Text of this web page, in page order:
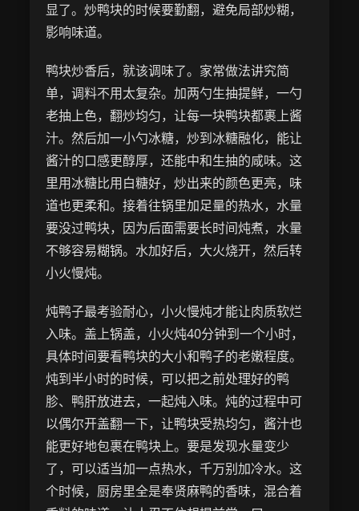
显了。炒鸭块的时候要勤翻，避免局部炒糊，
影响味道。
鸭块炒香后，就该调味了。家常做法讲究简
单，调料不用太复杂。加两勺生抽提鲜，一勺
老抽上色，翻炒均匀，让每一块鸭块都裹上酱
汁。然后加一小勺冰糖，炒到冰糖融化，能让
酱汁的口感更醇厚，还能中和生抽的咸味。这
里用冰糖比用白糖好，炒出来的颜色更亮，味
道也更柔和。接着往锅里加足量的热水，水量
要没过鸭块，因为后面需要长时间炖煮，水量
不够容易糊锅。水加好后，大火烧开，然后转
小火慢炖。
炖鸭子最考验耐心，小火慢炖才能让肉质软烂
入味。盖上锅盖，小火炖40分钟到一个小时，
具体时间要看鸭块的大小和鸭子的老嫩程度。
炖到半小时的时候，可以把之前处理好的鸭
胗、鸭肝放进去，一起炖入味。炖的过程中可
以偶尔开盖翻一下，让鸭块受热均匀，酱汁也
能更好地包裹在鸭块上。要是发现水量变少
了，可以适当加一点热水，千万别加冷水。这
个时候，厨房里全是奉贤麻鸭的香味，混合着